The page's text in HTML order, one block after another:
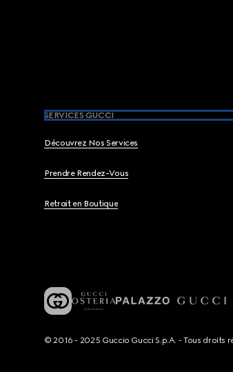
SERVICES GUCCI
Découvrez Nos Services
Prendre Rendez-Vous
Retrait en Boutique
© 2016 - 2025 Guccio Gucci S.p.A. - Tous droits